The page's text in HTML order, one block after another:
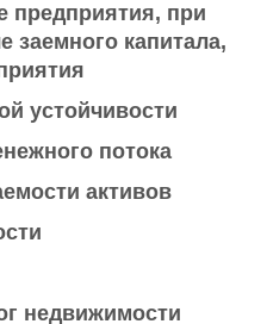
предприятия, при
заемного капитала,
устойчивости
потока
активов
недвижимости